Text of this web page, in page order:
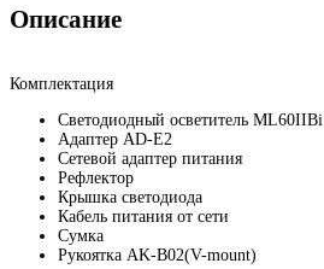
Описание
Комплектация
Светодиодный осветитель ML60IIBi
Адаптер AD-E2
Сетевой адаптер питания
Рефлектор
Крышка светодиода
Кабель питания от сети
Сумка
Рукоятка AK-B02(V-mount)